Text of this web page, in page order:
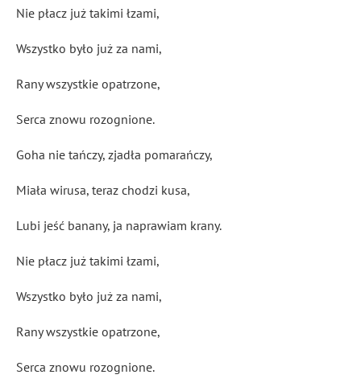
Nie płacz już takimi łzami,
Wszystko było już za nami,
Rany wszystkie opatrzone,
Serca znowu rozognione.
Goha nie tańczy, zjadła pomarańczy,
Miała wirusa, teraz chodzi kusa,
Lubi jeść banany, ja naprawiam krany.
Nie płacz już takimi łzami,
Wszystko było już za nami,
Rany wszystkie opatrzone,
Serca znowu rozognione.